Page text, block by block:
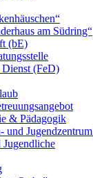
am Südring“
(bE)
Dienst (FeD)
& Pädagogik
und